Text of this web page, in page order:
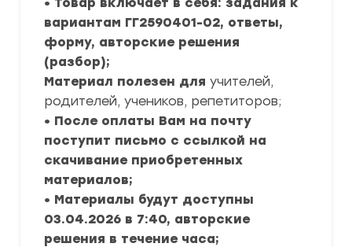
вариантам ГГ2590401-02, ответы,
форму, авторские решения
(разбор);
Материал полезен для учителей,
родителей, учеников, репетиторов;
• После оплаты Вам на почту
поступит письмо с ссылкой на
скачивание приобретенных
материалов;
• Материалы будут доступны
03.04.2026 в 7:40, авторские
решения в течение часа;